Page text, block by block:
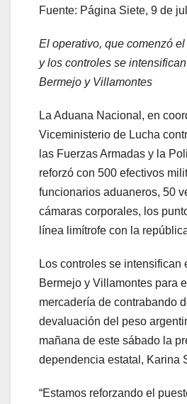
Fuente: Página Siete, 9 de
El operativo, que comenzó
y los controles se
Bermejo y Villamontes
La Aduana Nacional, en
Viceministerio de Lucha
las Fuerzas Armadas y la
reforzó con 500 efectivos
funcionarios aduaneros, 50
cámaras corporales, los
línea limítrofe con la
Los controles se intensifican
Bermejo y Villamontes para
mercadería de contrabando
devaluación del peso
mañana de este sábado la
dependencia estatal, Karina
“Estamos reforzando el